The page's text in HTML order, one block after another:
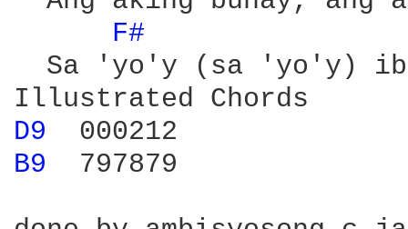
F#
Sa 'yo'y (sa 'yo'y)
D9
B9
797879